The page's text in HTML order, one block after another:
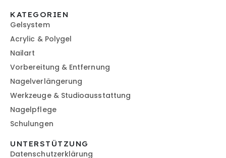
KATEGORIEN
Gelsystem
Acrylic & Polygel
Nailart
Vorbereitung & Entfernung
Nagelverlängerung
Werkzeuge & Studioausstattung
Nagelpflege
Schulungen
UNTERSTÜTZUNG
Datenschutzerklärung